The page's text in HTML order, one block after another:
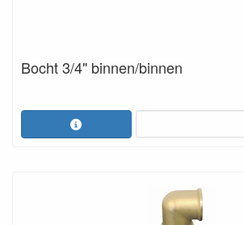
Bocht 3/4" binnen/binnen